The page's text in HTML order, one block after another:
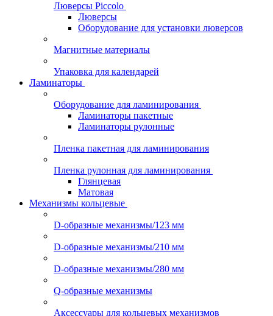
Люверсы Piccolo
Люверсы
Оборудование для установки люверсов
Магнитные материалы
Упаковка для календарей
Ламинаторы
Оборудование для ламинирования
Ламинаторы пакетные
Ламинаторы рулонные
Пленка пакетная для ламинирования
Пленка рулонная для ламинирования
Глянцевая
Матовая
Механизмы кольцевые
D-образные механизмы/123 мм
D-образные механизмы/210 мм
D-образные механизмы/280 мм
Q-образные механизмы
Аксессуары для кольцевых механизмов